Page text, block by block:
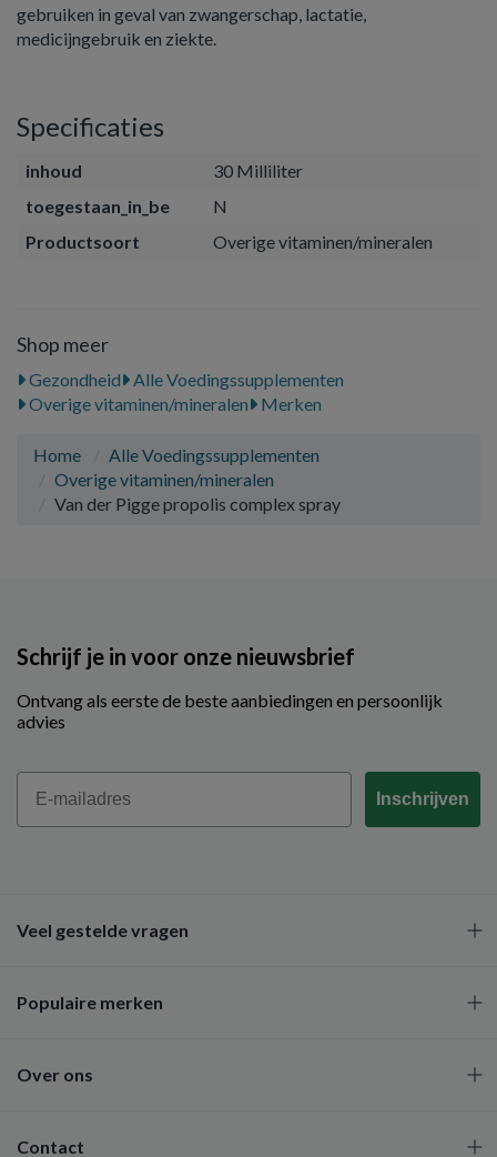
gebruiken in geval van zwangerschap, lactatie,
medicijngebruik en ziekte.
Specificaties
inhoud
30 Milliliter
toegestaan_in_be
N
Productsoort
Overige vitaminen/mineralen
Shop meer
Gezondheid
Alle Voedingssupplementen
Overige vitaminen/mineralen
Merken
Home
Alle Voedingssupplementen
Overige vitaminen/mineralen
Van der Pigge propolis complex spray
Schrijf je in voor onze nieuwsbrief
Ontvang als eerste de beste aanbiedingen en persoonlijk
advies
Email
Inschrijven
Veel gestelde vragen
Populaire merken
Over ons
Contact